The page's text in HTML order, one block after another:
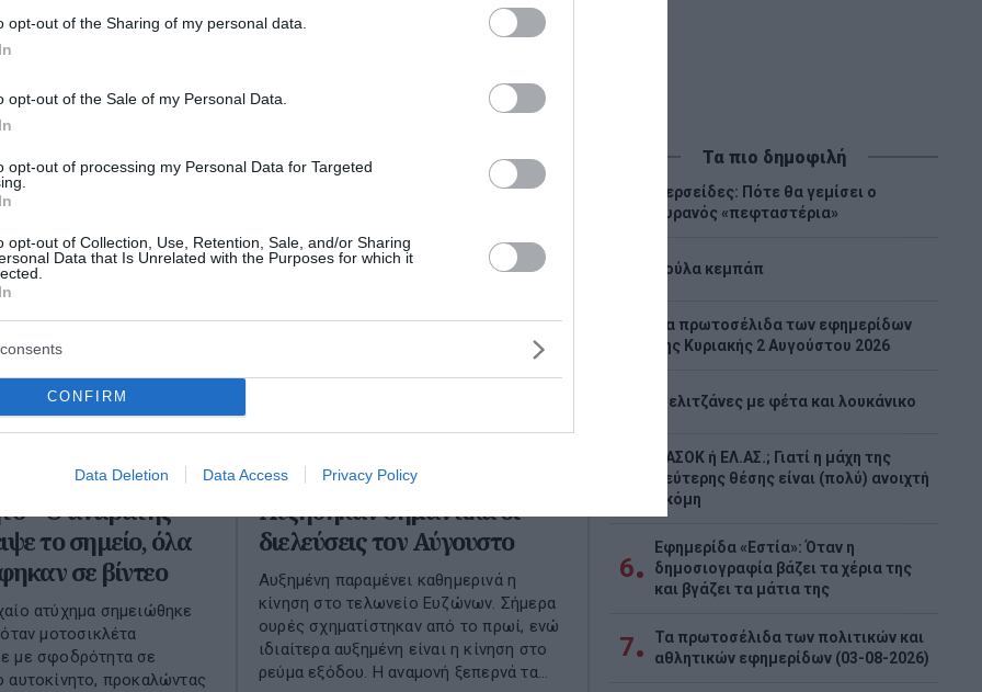
opt-out of the Sharing of my personal data.
opt-out of the Sale of my Personal Data.
opt-out of processing my Personal Data for Targeted
opt-out of Collection, Use, Retention, Sale, and/or Sharing
Data that Is Unrelated with the Purposes for which it
CONFIRM
Data Deletion Data Access Privacy Policy
Lykavitos.gr στο Google News
όλες τις ειδήσεις
σε σταθμευμένο
– Ο αναβάτης
το σημείο, όλα
σε βίντεο
ατύχημα σημειώθηκε
μοτοσικλέτα
με σφοδρότητα σε
αυτοκίνητο, προκαλώντας
από τους Ευζώνους –
Αυξήθηκαν σημαντικά οι
διελεύσεις τον Αύγουστο
Αυξημένη παραμένει καθημερινά η
κίνηση στο τελωνείο Ευζώνων. Σήμερα
ουρές σχηματίστηκαν από το πρωί, ενώ
ιδιαίτερα αυξημένη είναι η κίνηση στο
ρεύμα εξόδου. Η αναμονή ξεπερνά τα...
Τα πιο δημοφιλή
Περσείδες: Πότε θα γεμίσει ο
ουρανός «πεφταστέρια»
Λούλα κεμπάπ
Tα πρωτοσέλιδα των εφημερίδων
της Κυριακής 2 Αυγούστου 2026
Μελιτζάνες με φέτα και λουκάνικο
ΠΑΣΟΚ ή ΕΛ.ΑΣ.; Γιατί η μάχη της
δεύτερης θέσης είναι (πολύ) ανοιχτή
ακόμη
6
Εφημερίδα «Εστία»: Όταν η
δημοσιογραφία βάζει τα χέρια της
και βγάζει τα μάτια της
7
Τα πρωτοσέλιδα των πολιτικών και
αθλητικών εφημερίδων (03-08-2026)